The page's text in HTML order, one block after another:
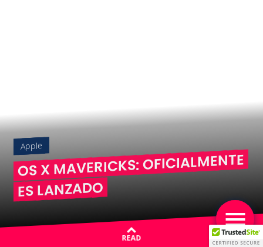
Apple
OS X MAVERICKS: OFICIALMENTE
ES LANZADO
READ